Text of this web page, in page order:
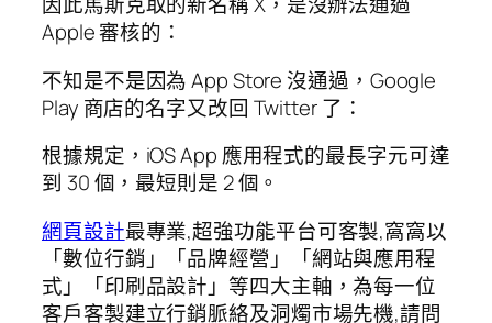
Apple 審核的：
不知是不是因為 App Store 沒通過，Google
Play 商店的名字又改回 Twitter 了：
根據規定，iOS App 應用程式的最長字元可達
到 30 個，最短則是 2 個。
網頁設計最專業,超強功能平台可客製,窩窩以
「數位行銷」「品牌經營」「網站與應用程
式」「印刷品設計」等四大主軸，為每一位
客戶客製建立行銷脈絡及洞燭市場先機,請問